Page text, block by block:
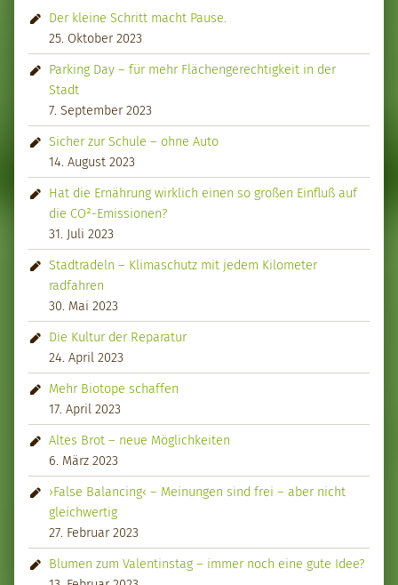
Der kleine Schritt macht Pause.
25. Oktober 2023
Parking Day – für mehr Flächengerechtigkeit in der
Stadt
7. September 2023
Sicher zur Schule – ohne Auto
14. August 2023
Hat die Ernährung wirklich einen so großen Einfluß auf
die CO²-Emissionen?
31. Juli 2023
Stadtradeln – Klimaschutz mit jedem Kilometer
radfahren
30. Mai 2023
Die Kultur der Reparatur
24. April 2023
Mehr Biotope schaffen
17. April 2023
Altes Brot – neue Möglichkeiten
6. März 2023
›False Balancing‹ – Meinungen sind frei – aber nicht
gleichwertig
27. Februar 2023
Blumen zum Valentinstag – immer noch eine gute Idee?